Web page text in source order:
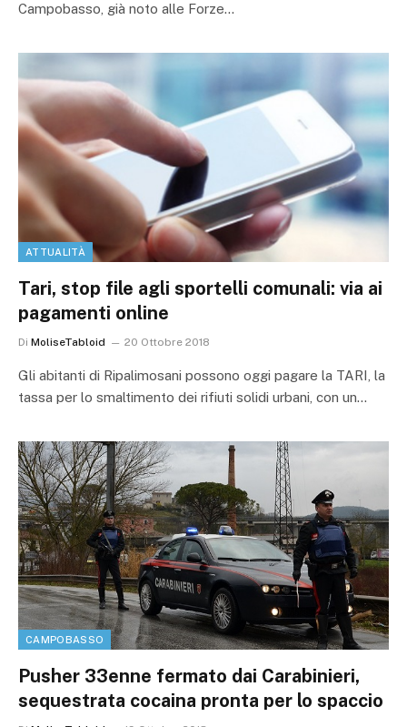
Campobasso, già noto alle Forze…
ATTUALITÀ
Tari, stop file agli sportelli comunali: via ai
pagamenti online
Di MoliseTabloid 20 Ottobre 2018
Gli abitanti di Ripalimosani possono oggi pagare la TARI, la
tassa per lo smaltimento dei rifiuti solidi urbani, con un…
CAMPOBASSO
Pusher 33enne fermato dai Carabinieri,
sequestrata cocaina pronta per lo spaccio